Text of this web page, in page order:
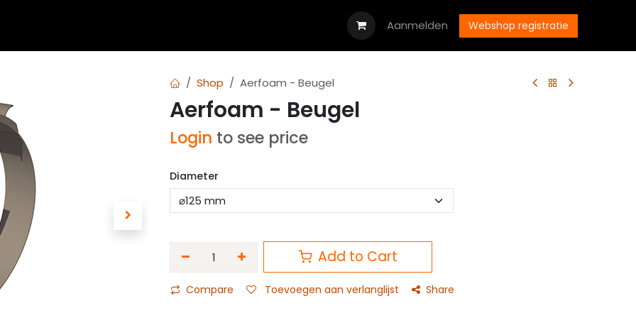
Vacatures Neem contact op met ons
Aanmelden Webshop registratie
Shop Aerfoam - Beugel
Aerfoam - Beugel
Login to see price
Diameter
Add to Cart
Compare Toevoegen aan verlanglijst Share